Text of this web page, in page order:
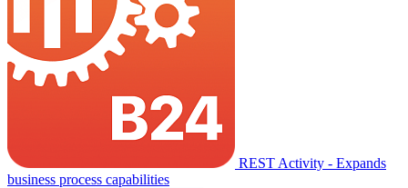
REST Activity - Expands
business process capabilities